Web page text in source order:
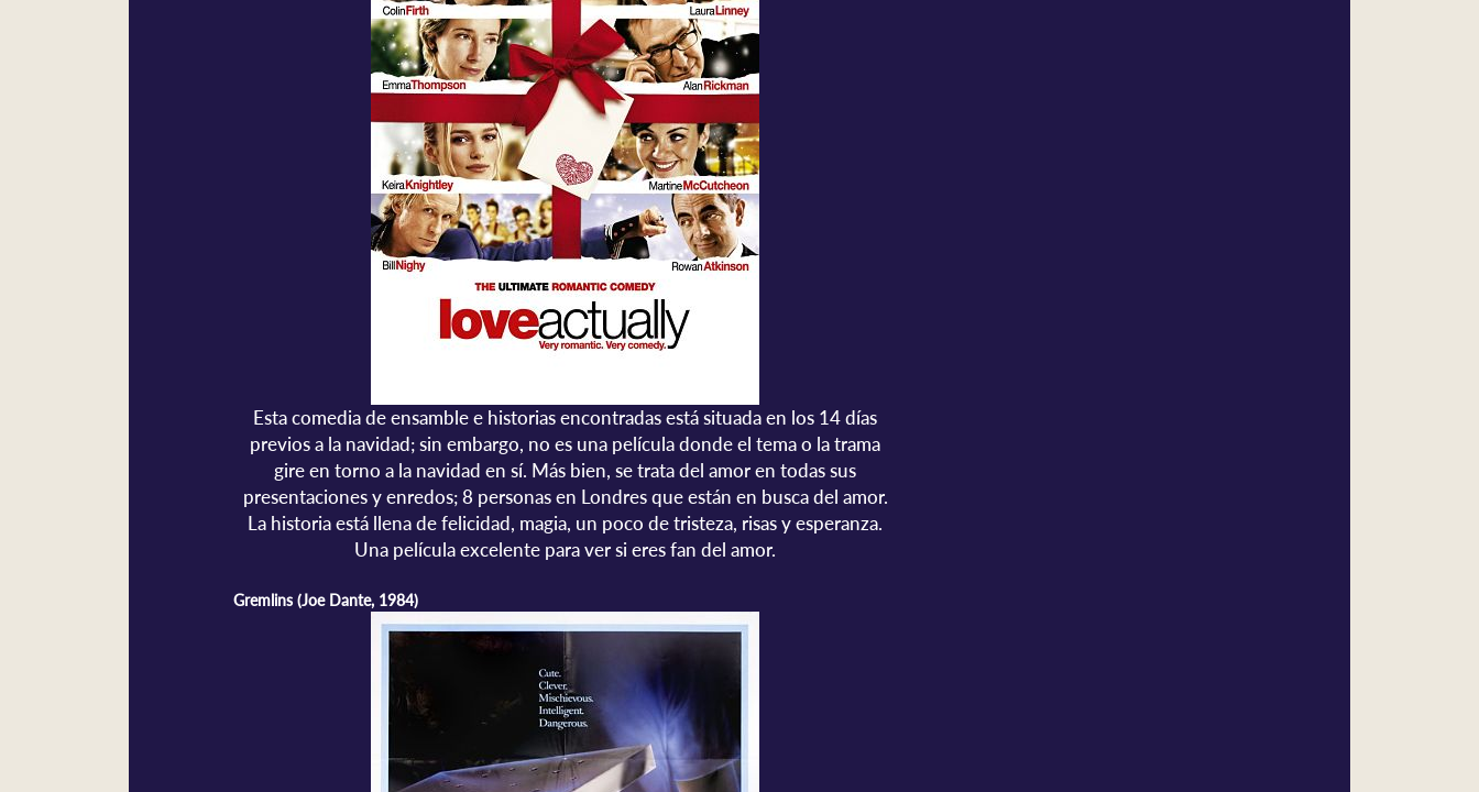
Esta comedia de ensamble e historias encontradas está situada en los 14 días
previos a la navidad; sin embargo, no es una película donde el tema o la trama
gire en torno a la navidad en sí. Más bien, se trata del amor en todas sus
presentaciones y enredos; 8 personas en Londres que están en busca del amor.
La historia está llena de felicidad, magia, un poco de tristeza, risas y esperanza.
Una película excelente para ver si eres fan del amor.
Gremlins (Joe Dante, 1984)